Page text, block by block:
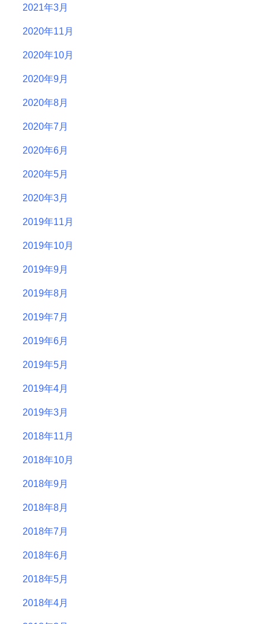
2021年3月
2020年11月
2020年10月
2020年9月
2020年8月
2020年7月
2020年6月
2020年5月
2020年3月
2019年11月
2019年10月
2019年9月
2019年8月
2019年7月
2019年6月
2019年5月
2019年4月
2019年3月
2018年11月
2018年10月
2018年9月
2018年8月
2018年7月
2018年6月
2018年5月
2018年4月